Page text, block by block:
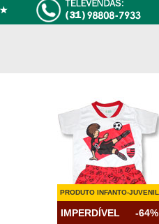
IMPERDÍVEL -64%
PRODUTO INFANTO-JUVENIL